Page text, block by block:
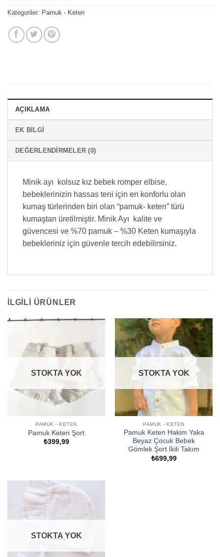
Kategoriler: Pamuk - Keten
AÇIKLAMA
EK BILGI
DEĞERLENDIRMELER (0)
Minik ayı kolsuz kız bebek romper elbise,
bebeklerinizin hassas teni için en konforlu olan
kumaş türlerinden biri olan “pamuk- keten” türü
kumaştan üretilmiştir. Minik Ayı kalite ve
güvencesi ve %70 pamuk – %30 Keten kumaşıyla
bebekleriniz için güvenle tercih edebilirsiniz.
İLGILI ÜRÜNLER
STOKTA YOK
PAMUK - KETEN
Pamuk Keten Şort
₺399,99
STOKTA YOK
PAMUK - KETEN
Pamuk Keten Hakim Yaka
Beyaz Çocuk Bebek
Gömlek Şort İkili Takım
₺699,99
STOKTA YOK